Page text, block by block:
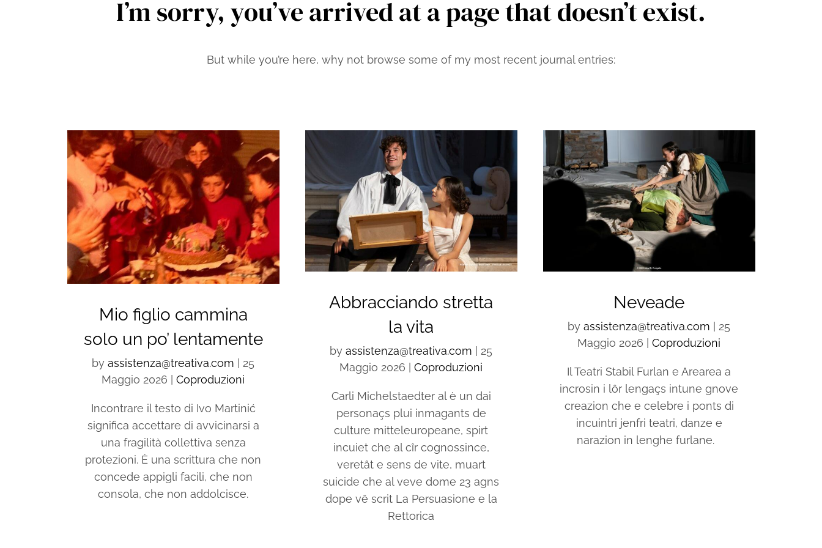
I’m sorry, you’ve arrived at a page that doesn’t exist.
But while you’re here, why not browse some of my most recent journal entries:
Mio figlio cammina
solo un po’ lentamente
byassistenza@treativa.com | 25
Maggio 2026 | Coproduzioni
Incontrare il testo di Ivo Martinić
significa accettare di avvicinarsi a
una fragilità collettiva senza
protezioni. È una scrittura che non
concede appigli facili, che non
consola, che non addolcisce.
Abbracciando stretta
la vita
byassistenza@treativa.com | 25
Maggio 2026 | Coproduzioni
Carli Michelstaedter al è un dai
personaçs plui inmagants de
culture mitteleuropeane, spirt
incuiet che al cîr cognossince,
veretât e sens de vite, muart
suicide che al veve dome 23 agns
dope vê scrit La Persuasione e la
Rettorica
Neveade
byassistenza@treativa.com | 25
Maggio 2026 | Coproduzioni
Il Teatri Stabil Furlan e Arearea a
incrosin i lôr lengaçs intune gnove
creazion che e celebre i ponts di
incuintri jenfri teatri, danze e
narazion in lenghe furlane.